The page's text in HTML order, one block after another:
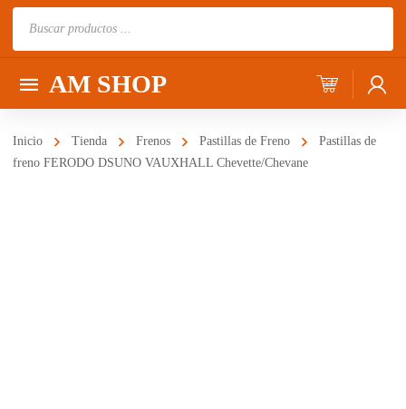
AM SHOP
Inicio Tienda Frenos Pastillas de Freno
Pastillas de
freno FERODO DSUNO VAUXHALL Chevette/Chevane